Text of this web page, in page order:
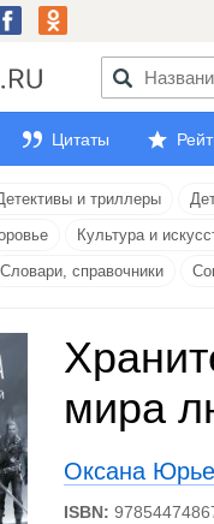
Цитаты
и триллеры
Культура и
Словари, справочники
мира
Оксана
ISBN: